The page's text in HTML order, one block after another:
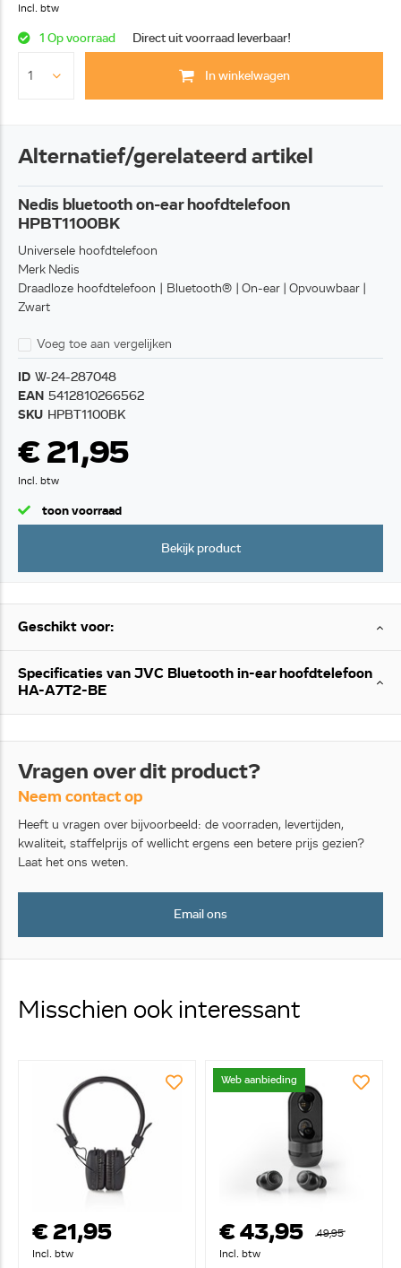
Incl. btw
1 Op voorraad Direct uit voorraad leverbaar!
In winkelwagen
Alternatief/gerelateerd artikel
Nedis bluetooth on-ear hoofdtelefoon
HPBT1100BK
Universele hoofdtelefoon
Merk Nedis
Draadloze hoofdtelefoon | Bluetooth® | On-ear | Opvouwbaar |
Zwart
Voeg toe aan vergelijken
ID W-24-287048
EAN 5412810266562
SKU HPBT1100BK
€ 21,95
Incl. btw
toon voorraad
Bekijk product
Geschikt voor:
Specificaties van JVC Bluetooth in-ear hoofdtelefoon
HA-A7T2-BE
Vragen over dit product?
Neem contact op
Heeft u vragen over bijvoorbeeld: de voorraden, levertijden,
kwaliteit, staffelprijs of wellicht ergens een betere prijs gezien?
Laat het ons weten.
Email ons
Misschien ook interessant
€ 21,95
Incl. btw
Web aanbieding
€ 43,95
49,95
Incl. btw